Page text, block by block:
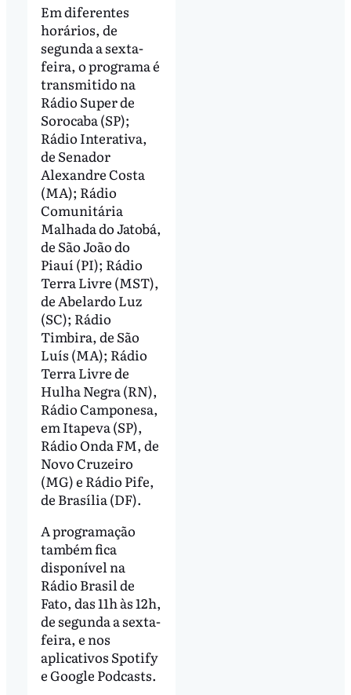
Em diferentes
horários, de
segunda a sexta-
feira, o programa é
transmitido na
Rádio Super de
Sorocaba (SP);
Rádio Interativa,
de Senador
Alexandre Costa
(MA); Rádio
Comunitária
Malhada do Jatobá,
de São João do
Piauí (PI); Rádio
Terra Livre (MST),
de Abelardo Luz
(SC); Rádio
Timbira, de São
Luís (MA); Rádio
Terra Livre de
Hulha Negra (RN),
Rádio Camponesa,
em Itapeva (SP),
Rádio Onda FM, de
Novo Cruzeiro
(MG) e Rádio Pife,
de Brasília (DF).
A programação
também fica
disponível na
Rádio Brasil de
Fato, das 11h às 12h,
de segunda a sexta-
feira, e nos
aplicativos Spotify
e Google Podcasts.